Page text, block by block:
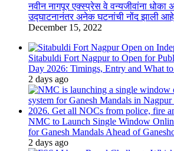
नवीन नागपूर एक्स्प्रेस वे वन्यजीवांना
उद्घाटनानंतर अनेक घटनांची नोंद झाली
December 15, 2022
Sitabuldi Fort Nagpur to Open for
Day 2026: Timings, Entry and What to
2 days ago
NMC to Launch Single Window
for Ganesh Mandals Ahead of
2 days ago